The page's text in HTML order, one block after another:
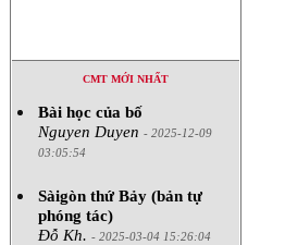
CMT MỚI NHẤT
Bài học của bố
Nguyen Duyen - 2025-12-09
03:05:54
Sàigòn thứ Bảy (bản tự
phóng tác)
Đỗ Kh. - 2025-03-04 15:26:04